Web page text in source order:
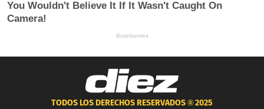
TODOS LOS DERECHOS RESERVADOS ®2025